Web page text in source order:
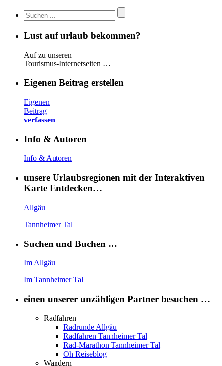
Lust auf urlaub bekommen?
Auf zu unseren
Tourismus-Internetseiten …
Eigenen Beitrag erstellen
Eigenen
Beitrag
verfassen
Info & Autoren
Info & Autoren
unsere Urlaubsregionen mit der Interaktiven
Karte Entdecken…
Allgäu
Tannheimer Tal
Suchen und Buchen …
Im Allgäu
Im Tannheimer Tal
einen unserer unzähligen Partner besuchen …
Radfahren
Radrunde Allgäu
Radfahren Tannheimer Tal
Rad-Marathon Tannheimer Tal
Oh Reiseblog
Wandern